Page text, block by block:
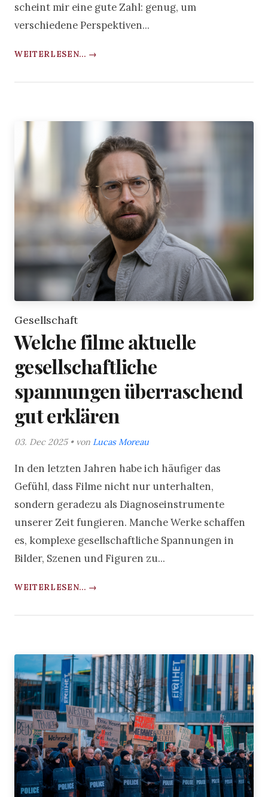
scheint mir eine gute Zahl: genug, um
verschiedene Perspektiven...
WEITERLESEN... →
Gesellschaft
Welche filme aktuelle
gesellschaftliche
spannungen überraschend
gut erklären
03. Dec 2025 • von Lucas Moreau
In den letzten Jahren habe ich häufiger das
Gefühl, dass Filme nicht nur unterhalten,
sondern geradezu als Diagnoseinstrumente
unserer Zeit fungieren. Manche Werke schaffen
es, komplexe gesellschaftliche Spannungen in
Bilder, Szenen und Figuren zu...
WEITERLESEN... →